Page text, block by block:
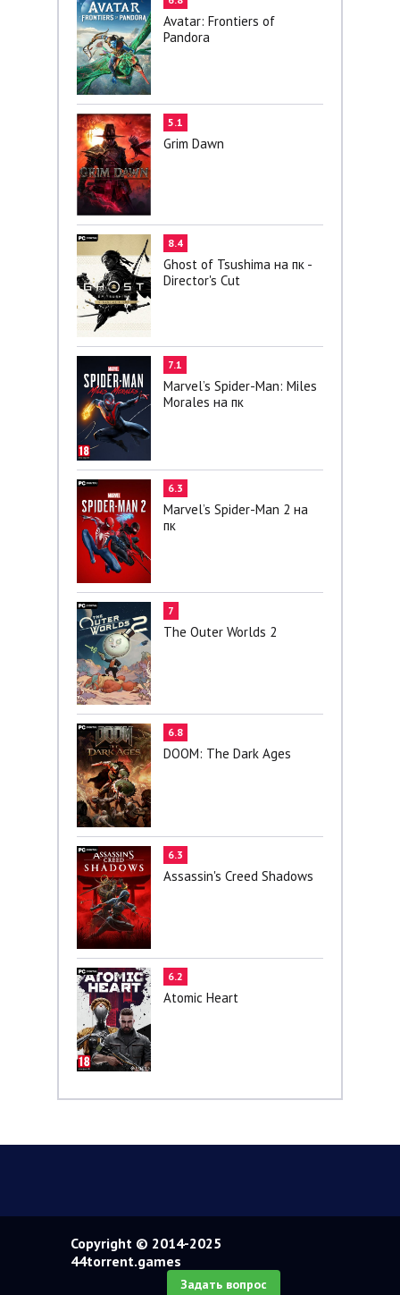
Avatar: Frontiers of
Pandora
5.1
Grim Dawn
8.4
Ghost of Tsushima на пк -
Director's Cut
7.1
Marvel’s Spider-Man: Miles
Morales на пк
6.3
Marvel’s Spider-Man 2 на
пк
7
The Outer Worlds 2
6.8
DOOM: The Dark Ages
6.3
Assassin's Creed Shadows
6.2
Atomic Heart
Copyright © 2014-2025
44torrent.games
Задать вопрос